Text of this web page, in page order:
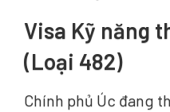
Visa Kỹ năng
(Loại 482)
Chính phủ Úc đang